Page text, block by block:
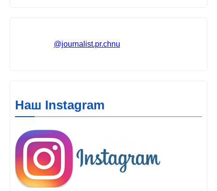
@journalist.pr.chnu
Наш Instagram